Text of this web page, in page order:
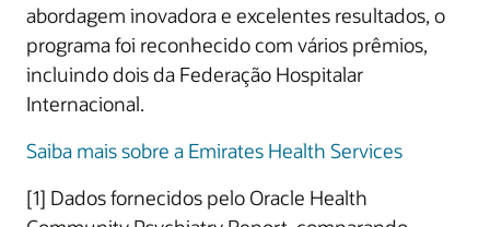
abordagem inovadora e excelentes resultados, o
programa foi reconhecido com vários prêmios,
incluindo dois da Federação Hospitalar
Internacional.
Saiba mais sobre a Emirates Health Services
[1] Dados fornecidos pelo Oracle Health